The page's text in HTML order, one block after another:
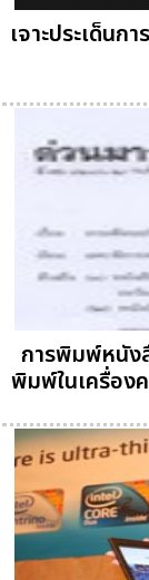
เจาะประเด็น
การพิมพ์หนัง
พิมพ์ในเครื่อง